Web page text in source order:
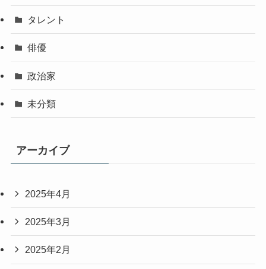
タレント
俳優
政治家
未分類
アーカイブ
2025年4月
2025年3月
2025年2月